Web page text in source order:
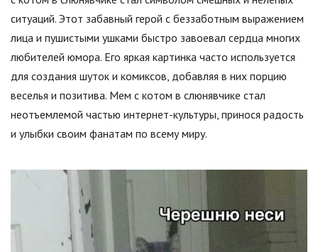
ситуаций. Этот забавный герой с беззаботным выражением
лица и пушистыми ушками быстро завоевал сердца многих
любителей юмора. Его яркая картинка часто используется
для создания шуток и комиксов, добавляя в них порцию
веселья и позитива. Мем с котом в слюнявчике стал
неотъемлемой частью интернет-культуры, принося радость
и улыбки своим фанатам по всему миру.